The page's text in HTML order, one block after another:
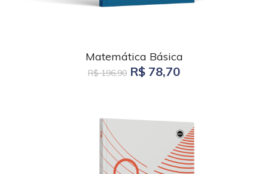
Matemática Básica
R$ 196,90 R$ 78,70